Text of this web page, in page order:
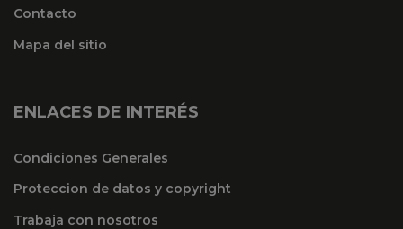
Contacto
Mapa del sitio
ENLACES DE INTERÉS
Condiciones Generales
Proteccion de datos y copyright
Trabaja con nosotros